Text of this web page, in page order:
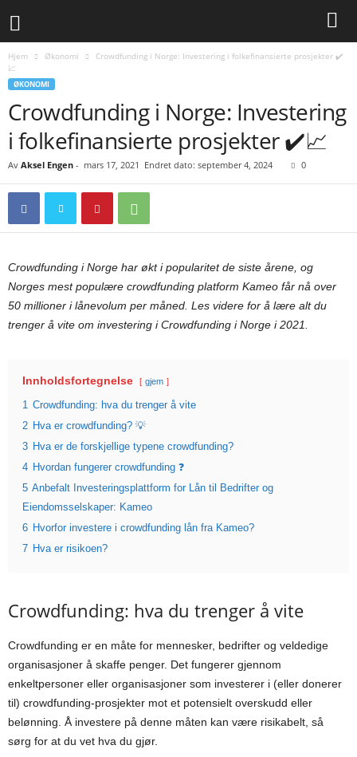
Hjem Økonomi
Crowdfunding i Norge: Investering i folkefinansierte prosjekter ✔️
📈
ØKONOMI
Crowdfunding i Norge: Investering
i folkefinansierte prosjekter ✔️📈
Av Aksel Engen - mars 17, 2021 Endret dato: september 4, 2024 0
Crowdfunding i Norge har økt i popularitet de siste årene, og
Norges mest populære crowdfunding platform Kameo får nå over
50 millioner i lånevolum per måned. Les videre for å lære alt du
trenger å vite om investering i Crowdfunding i Norge i 2021.
Innholdsfortegnelse gjem
1 Crowdfunding: hva du trenger å vite
2 Hva er crowdfunding? 💡
3 Hva er de forskjellige typene crowdfunding?
4 Hvordan fungerer crowdfunding ❓
5 Anbefalt Investeringsplattform for Lån til Bedrifter og
Eiendomsselskaper: Kameo
6 Hvorfor investere i crowdfunding lån fra Kameo?
7 Hva er risikoen?
Crowdfunding: hva du trenger å vite
Crowdfunding er en måte for mennesker, bedrifter og veldedige
organisasjoner å skaffe penger. Det fungerer gjennom
enkeltpersoner eller organisasjoner som investerer i (eller donerer
til) crowdfunding-prosjekter mot et potensielt overskudd eller
belønning. Å investere på denne måten kan være risikabelt, så
sørg for at du vet hva du gjør.